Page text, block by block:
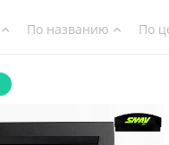
По названию По